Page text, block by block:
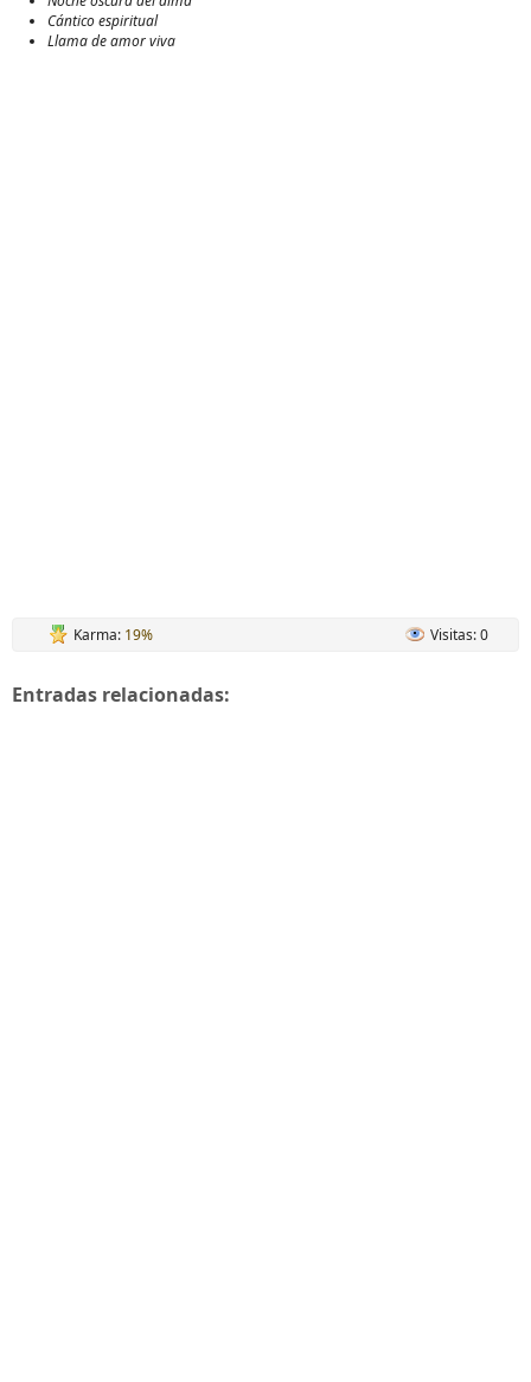
Cántico espiritual
Llama de amor viva
Karma: 19% Visitas: 0
Entradas relacionadas: